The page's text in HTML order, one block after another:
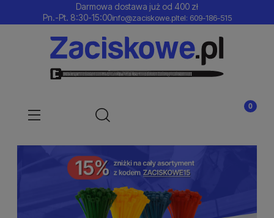
Darmowa dostawa już od 400 zł
Pn.-Pt. 8:30-15:00info@zaciskowe.pltel: 609-186-515